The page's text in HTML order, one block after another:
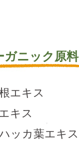
ガニック原料
エキス
キス
ッカ葉エキス